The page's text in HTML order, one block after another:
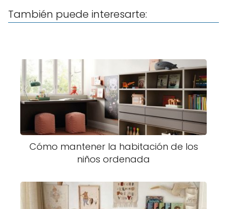
También puede interesarte:
Cómo mantener la habitación de los
niños ordenada